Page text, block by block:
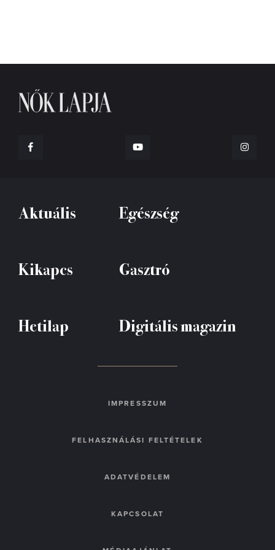
Aktuális Egészség
Kikapcs Gasztró
Hetilap Digitális magazin
IMPRESSZUM
FELHASZNÁLÁSI FELTÉTELEK
ADATVÉDELEM
KAPCSOLAT